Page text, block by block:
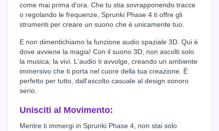
come mai prima d'ora. Che tu stia sovrapponendo tracce
o regolando le frequenze, Sprunki Phase 4 ti offre gli
strumenti per creare un suono che è unicamente tuo.
E non dimentichiamo la funzione audio spaziale 3D. Qui è
dove avviene la magia! Con il suono 3D, non ascolti solo
la musica; la vivi. L'audio ti avvolge, creando un ambiente
immersivo che ti porta nel cuore della tua creazione. È
perfetto per tutto, dall'ascolto casuale al design sonoro
serio.
Unisciti al Movimento:
Mentre ti immergi in Sprunki Phase 4, non stai solo